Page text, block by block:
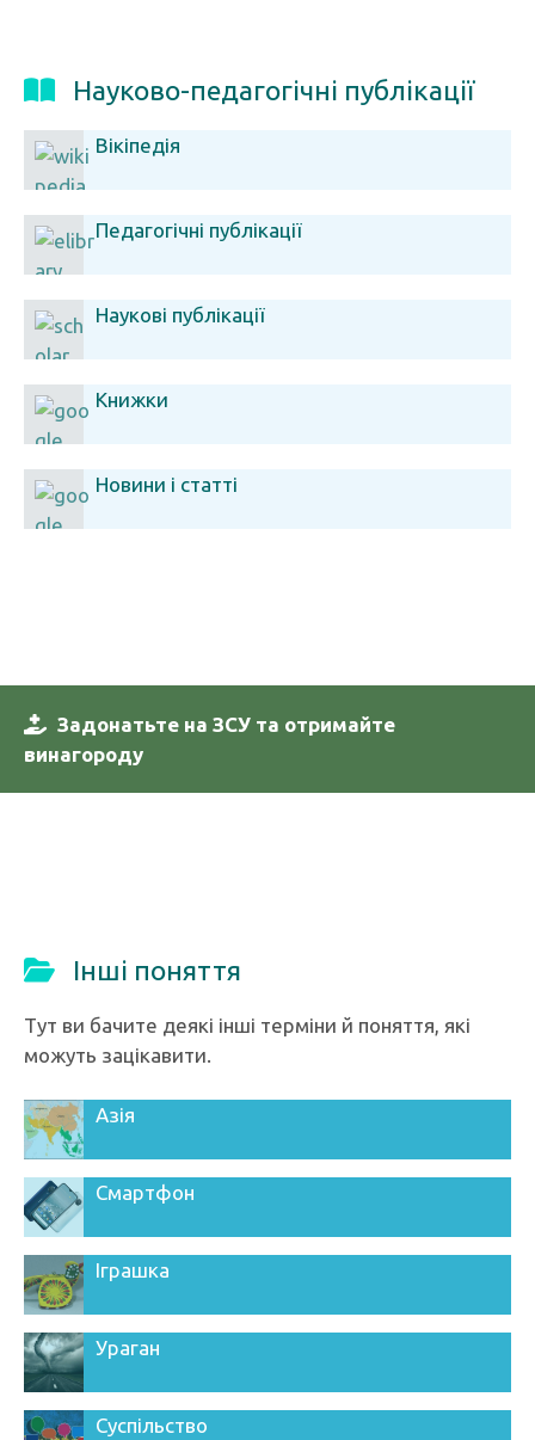
Науково-педагогічні публікації
Вікіпедія
Педагогічні публікації
Наукові публікації
Книжки
Новини і статті
Задонатьте на ЗСУ та отримайте
винагороду
Інші поняття
Тут ви бачите деякі інші терміни й поняття, які
можуть зацікавити.
Азія
Смартфон
Іграшка
Ураган
Суспільство